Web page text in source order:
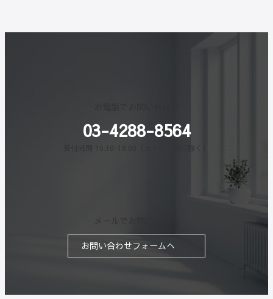
03-4288-8564
受付時間 10:30-18:00（土・日・祝日除く）
お問い合わせフォームへ